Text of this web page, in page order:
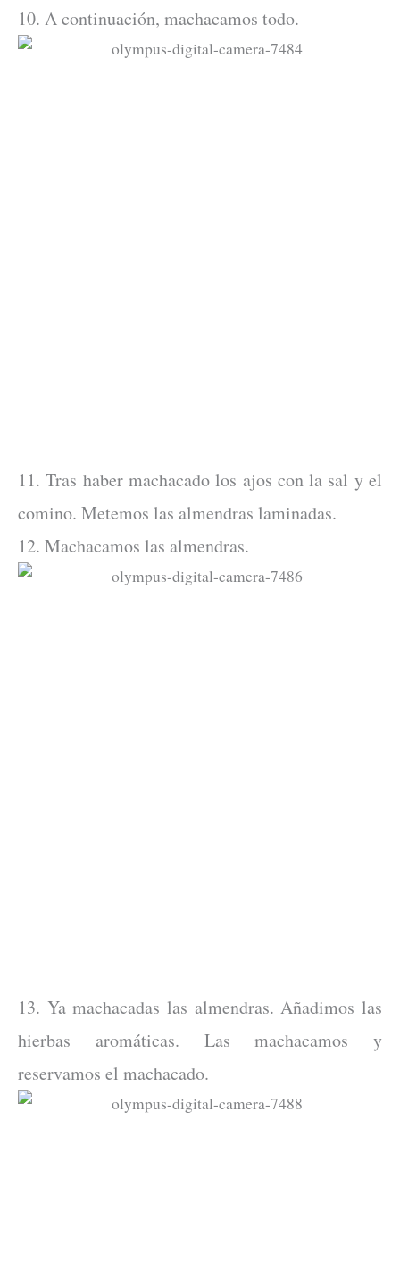
10. A continuación, machacamos todo.
11. Tras haber machacado los ajos con la sal y el
comino. Metemos las almendras laminadas.
12. Machacamos las almendras.
13. Ya machacadas las almendras. Añadimos las
hierbas aromáticas. Las machacamos y
reservamos el machacado.